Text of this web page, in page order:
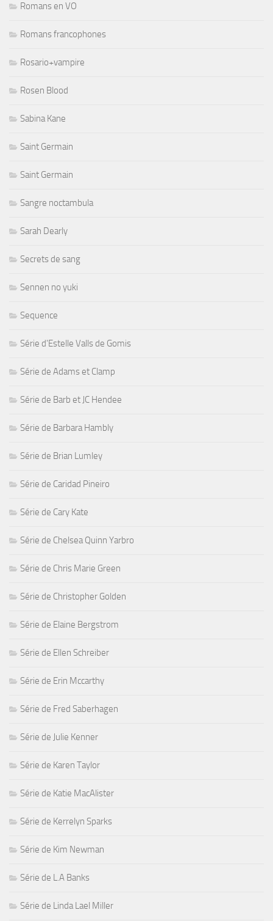
Romans en VO
Romans francophones
Rosario+vampire
Rosen Blood
Sabina Kane
Saint Germain
Saint Germain
Sangre noctambula
Sarah Dearly
Secrets de sang
Sennen no yuki
Sequence
Série d'Estelle Valls de Gomis
Série de Adams et Clamp
Série de Barb et JC Hendee
Série de Barbara Hambly
Série de Brian Lumley
Série de Caridad Pineiro
Série de Cary Kate
Série de Chelsea Quinn Yarbro
Série de Chris Marie Green
Série de Christopher Golden
Série de Elaine Bergstrom
Série de Ellen Schreiber
Série de Erin Mccarthy
Série de Fred Saberhagen
Série de Julie Kenner
Série de Karen Taylor
Série de Katie MacAlister
Série de Kerrelyn Sparks
Série de Kim Newman
Série de L.A Banks
Série de Linda Lael Miller